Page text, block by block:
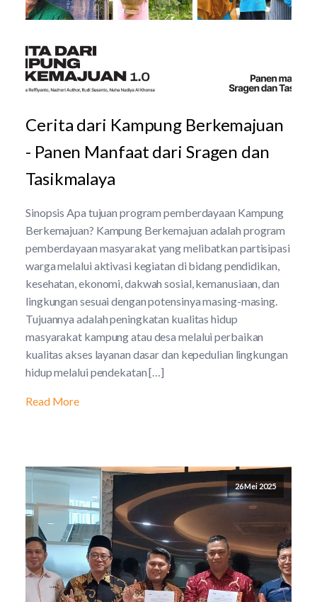
Cerita dari Kampung Berkemajuan
- Panen Manfaat dari Sragen dan
Tasikmalaya
Sinopsis Apa tujuan program pemberdayaan Kampung
Berkemajuan? Kampung Berkemajuan adalah program
pemberdayaan masyarakat yang melibatkan partisipasi
warga melalui aktivasi kegiatan di bidang pendidikan,
kesehatan, ekonomi, dakwah sosial, kemanusiaan, dan
lingkungan sesuai dengan potensinya masing-masing.
Tujuannya adalah peningkatan kualitas hidup
masyarakat kampung atau desa melalui perbaikan
kualitas akses layanan dasar dan kepedulian lingkungan
hidup melalui pendekatan […]
Read More
26 Mei 2025